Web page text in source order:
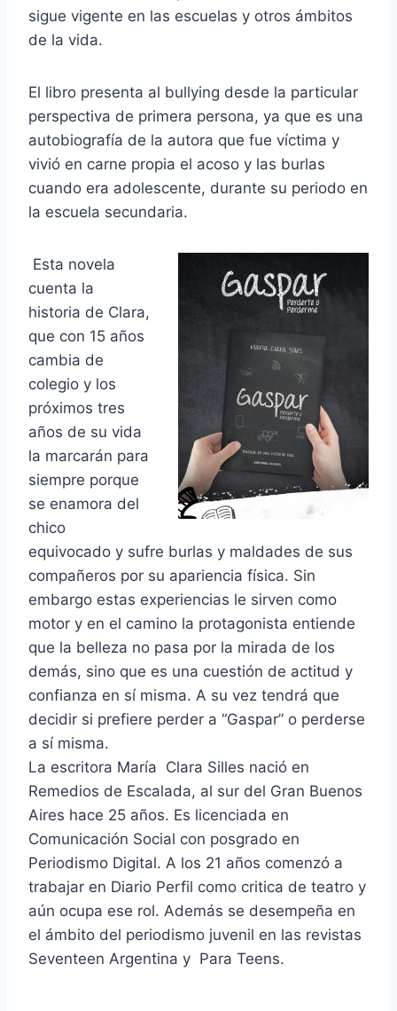
sigue vigente en las escuelas y otros ámbitos
de la vida.
El libro presenta al bullying desde la particular
perspectiva de primera persona, ya que es una
autobiografía de la autora que fue víctima y
vivió en carne propia el acoso y las burlas
cuando era adolescente, durante su periodo en
la escuela secundaria.
Esta novela
cuenta la
historia de Clara,
que con 15 años
cambia de
colegio y los
próximos tres
años de su vida
la marcarán para
siempre porque
se enamora del
chico
equivocado y sufre burlas y maldades de sus
compañeros por su apariencia física. Sin
embargo estas experiencias le sirven como
motor y en el camino la protagonista entiende
que la belleza no pasa por la mirada de los
demás, sino que es una cuestión de actitud y
confianza en sí misma. A su vez tendrá que
decidir si prefiere perder a “Gaspar” o perderse
a sí misma.
La escritora María Clara Silles nació en
Remedios de Escalada, al sur del Gran Buenos
Aires hace 25 años. Es licenciada en
Comunicación Social con posgrado en
Periodismo Digital. A los 21 años comenzó a
trabajar en Diario Perfil como critica de teatro y
aún ocupa ese rol. Además se desempeña en
el ámbito del periodismo juvenil en las revistas
Seventeen Argentina y Para Teens.